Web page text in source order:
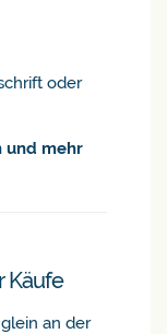
oder
und mehr
Käufe
an der